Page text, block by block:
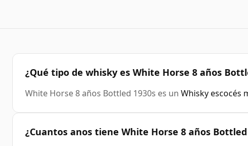
¿Qué tipo de whisky es White Horse 8 años
White Horse 8 años Bottled 1930s es un Whisky escocés
¿Cuantos anos tiene White Horse 8 años Bottled